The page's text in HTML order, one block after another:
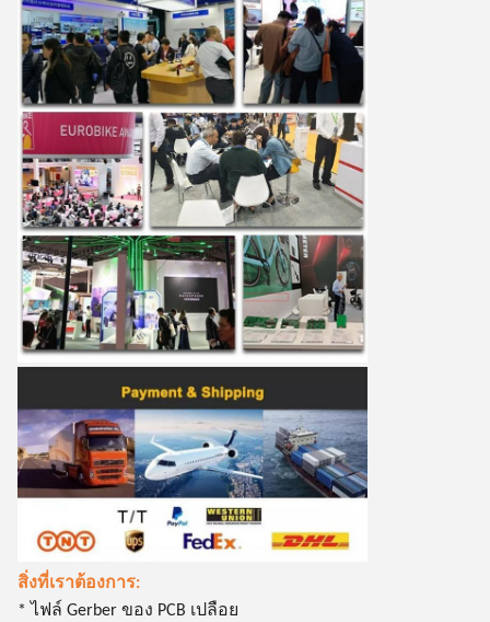
สิ่งที่เราต้องการ:
* ไฟล์ Gerber ของ PCB เปลือย